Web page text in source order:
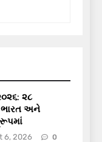
૨૮
અને
6, 2026 0